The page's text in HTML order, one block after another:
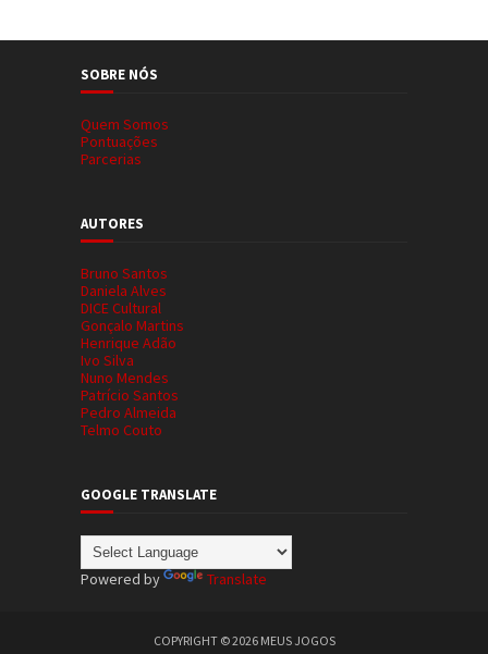
SOBRE NÓS
Quem Somos
Pontuações
Parcerias
AUTORES
Bruno Santos
Daniela Alves
DICE Cultural
Gonçalo Martins
Henrique Adão
Ivo Silva
Nuno Mendes
Patrício Santos
Pedro Almeida
Telmo Couto
GOOGLE TRANSLATE
Powered by Translate
COPYRIGHT ©2026 MEUS JOGOS